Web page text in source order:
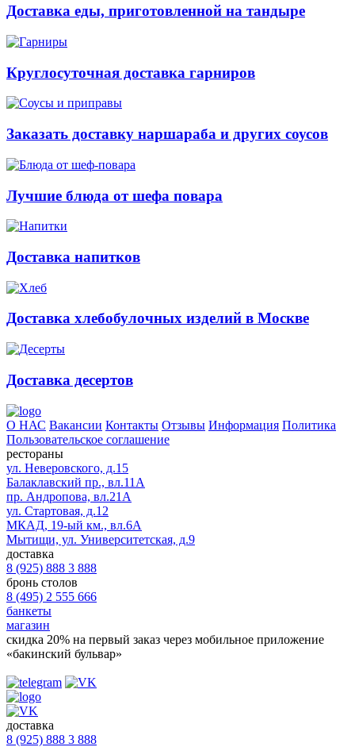
Доставка еды, приготовленной на тандыре
Круглосуточная доставка гарниров
Заказать доставку наршараба и других соусов
Лучшие блюда от шефа повара
Доставка напитков
Доставка хлебобулочных изделий в Москве
Доставка десертов
О НАС Вакансии Контакты Отзывы Информация Политика
Пользовательское соглашение
рестораны
ул. Неверовского, д.15
Балаклавский пр., вл.11А
пр. Андропова, вл.21А
ул. Стартовая, д.12
МКАД, 19-ый км., вл.6А
Мытищи, ул. Университетская, д.9
доставка
8 (925) 888 3 888
бронь столов
8 (495) 2 555 666
банкеты
магазин
скидка 20% на первый заказ через мобильное приложение
«бакинский бульвар»
доставка
8 (925) 888 3 888